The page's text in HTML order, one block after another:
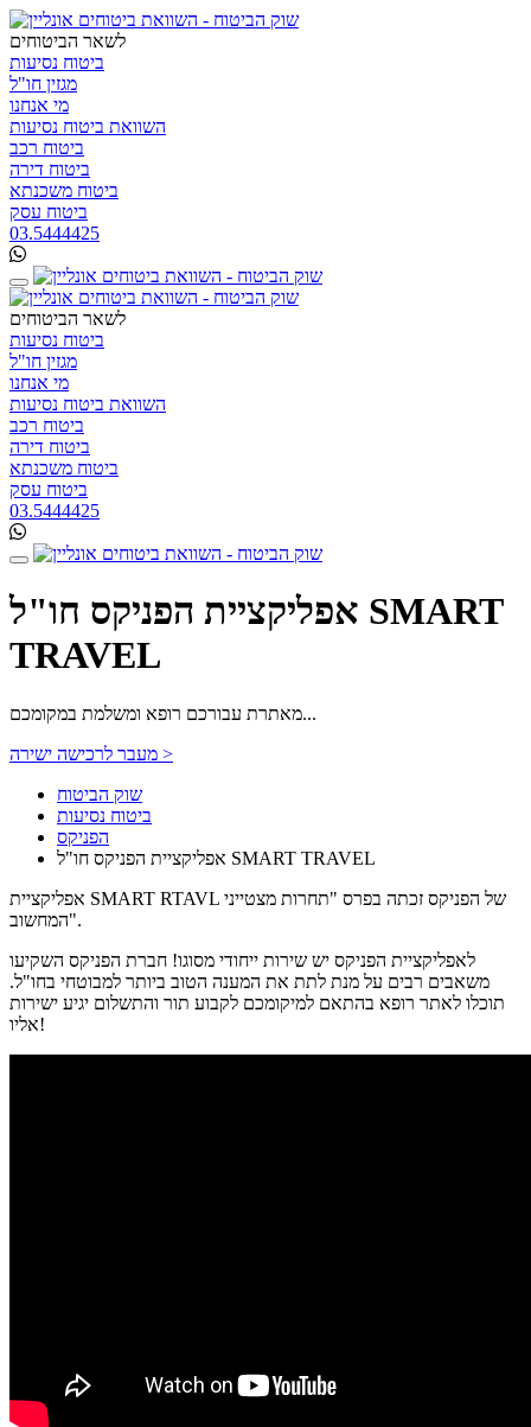
לשאר הביטוחים
ביטוח נסיעות
מגזין חו"ל
מי אנחנו
השוואת ביטוח נסיעות
ביטוח רכב
ביטוח דירה
ביטוח משכנתא
ביטוח עסק
03.5444425
לשאר הביטוחים
ביטוח נסיעות
מגזין חו"ל
מי אנחנו
השוואת ביטוח נסיעות
ביטוח רכב
ביטוח דירה
ביטוח משכנתא
ביטוח עסק
03.5444425
אפליקציית הפניקס חו"ל SMART
TRAVEL
מאתרת עבורכם רופא ומשלמת במקומכם...
מעבר לרכישה ישירה >
שוק הביטוח
ביטוח נסיעות
הפניקס
אפליקציית הפניקס חו"ל SMART TRAVEL
אפליקציית SMART RTAVL של הפניקס זכתה בפרס "תחרות מצטייני
המחשוב".
לאפליקציית הפניקס יש שירות ייחודי מסוגו! חברת הפניקס השקיעו
משאבים רבים על מנת לתת את המענה הטוב ביותר למבוטחי בחו"ל.
תוכלו לאתר רופא בהתאם למיקומכם לקבוע תור והתשלום יגיע ישירות
אליו!